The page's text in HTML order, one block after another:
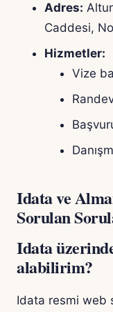
Adres:
Caddesi,
Hizmetler:
Vize
Idata ve
Sorulan
Idata
alabilirim?
Idata resmi web